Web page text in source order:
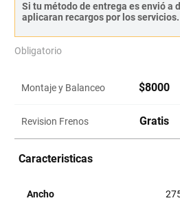
Si tu método de entrega es envió a
aplicaran recargos por los servicios.
Obligatorio
Montaje y Balanceo $8000
Revision Frenos Gratis
Caracteristicas
Ancho